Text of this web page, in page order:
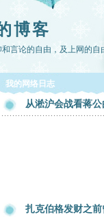
博客
言论的自由，及上网的自
我的网络日志
从淞沪会战看蒋
扎克伯格发财之